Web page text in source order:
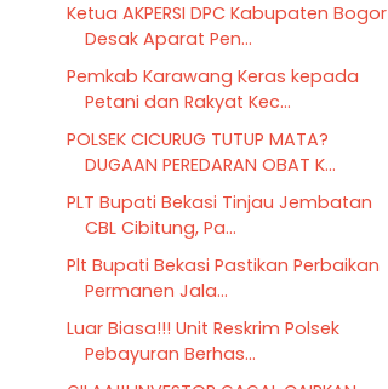
Ketua AKPERSI DPC Kabupaten Bogor
Desak Aparat Pen...
Pemkab Karawang Keras kepada
Petani dan Rakyat Kec...
POLSEK CICURUG TUTUP MATA?
DUGAAN PEREDARAN OBAT K...
PLT Bupati Bekasi Tinjau Jembatan
CBL Cibitung, Pa...
Plt Bupati Bekasi Pastikan Perbaikan
Permanen Jala...
Luar Biasa!!! Unit Reskrim Polsek
Pebayuran Berhas...